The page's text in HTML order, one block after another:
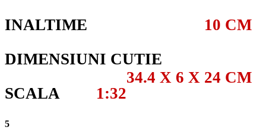
INALTIME
10 CM
DIMENSIUNI CUTIE
34.4 X 6 X 24 CM
SCALA
1:32
5